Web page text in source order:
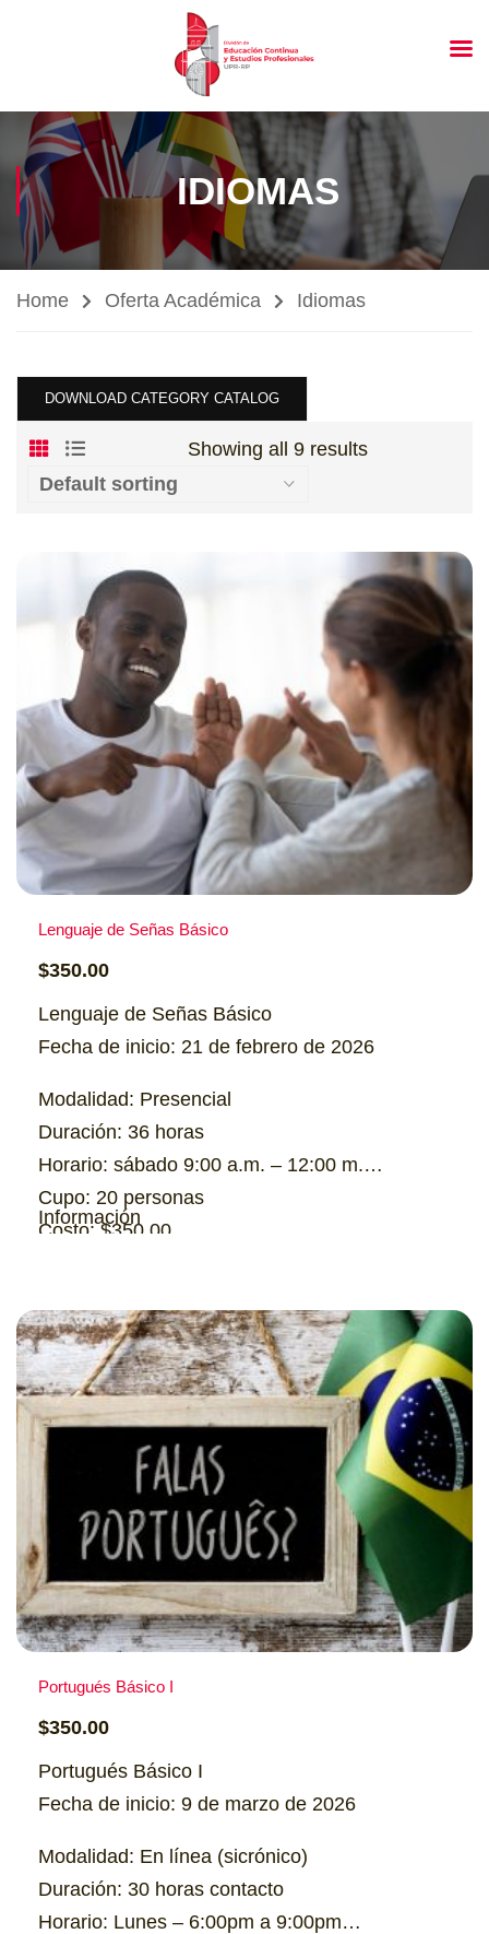
IDIOMAS
Home Oferta Académica Idiomas
DOWNLOAD CATEGORY CATALOG
Showing all 9 results
Lenguaje de Señas Básico
$350.00
Lenguaje de Señas Básico
Fecha de inicio: 21 de febrero de 2026
Modalidad: Presencial
Duración: 36 horas
Horario: sábado 9:00 a.m. – 12:00 m.
Cupo: 20 personas
Costo: $350.00
Información
Portugués Básico I
$350.00
Portugués Básico I
Fecha de inicio: 9 de marzo de 2026
Modalidad: En línea (sicrónico)
Duración: 30 horas contacto
Horario: Lunes – 6:00pm a 9:00pm